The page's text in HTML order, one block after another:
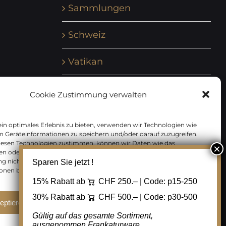
Cookie Zustimmung verwalten
optimales Erlebnis zu bieten, verwenden wir Technologien wie
Geräteinformationen zu speichern und/oder darauf zuzugreifen.
Technologien zustimmen, können wir Daten wie das
oder eindeutige IDs auf dieser Website verarbeiten. Wenn Sie Ihre
nicht erteilen oder zurückziehen, können bestimmte Merkmale
beeinträchtigt werden.
Ablehnen Cookie Einstellungen
Sammlungen
Schweiz
Vatikan
Zensurbelege Österreich
Zensurbelege Schweiz
Sparen Sie jetzt !
15% Rabatt ab CHF 250.– | Code: p15-250
30% Rabatt ab
CHF 500.– | Code: p30-500
Gültig auf das gesamte Sortiment,